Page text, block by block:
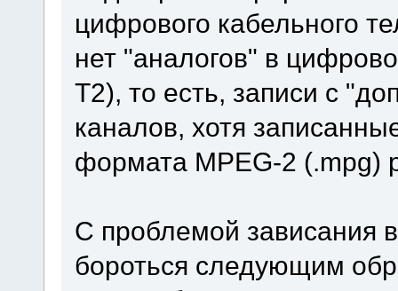
цифрового кабельного
нет "аналогов" в
T2), то есть, записи с
каналов, хотя
формата MPEG-2 (.mpg)
С проблемой зависания
бороться следующим